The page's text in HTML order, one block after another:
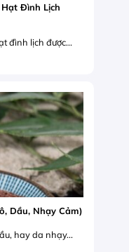
Đình Lịch
đình lịch được...
Dầu, Nhạy Cảm)
hay da nhạy...